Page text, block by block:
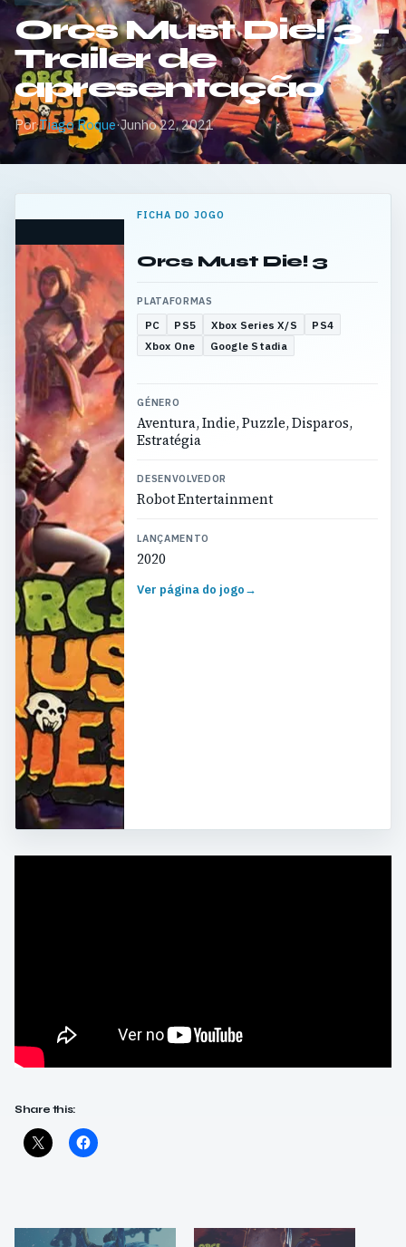
Orcs Must Die! 3 –
Trailer de
apresentação
PorTiago Roque·Junho 22, 2021
FICHA DO JOGO
Orcs Must Die! 3
PLATAFORMAS
PC PS5 Xbox Series X/S
PS4
Xbox One
Google Stadia
GÉNERO
Aventura, Indie, Puzzle, Disparos,
Estratégia
DESENVOLVEDOR
Robot Entertainment
LANÇAMENTO
2020
Ver página do jogo→
Share this: